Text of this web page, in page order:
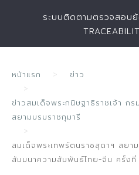
ระบบติดตามตรวจสอบย้
หน้าแรก ข่าว
ข่าวสมเด็จพระกนิษฐาธิราชเจ้า ก
สยามบรมราชกุมารี
สมเด็จพระเทพรัตนราชสุดาฯ สยา
สัมมนาความสัมพันธ์ไทย-จีน ครั้งที่